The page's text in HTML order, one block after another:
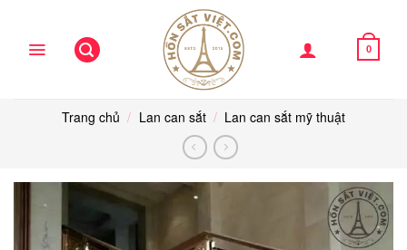
content
0
Trang chủ / Lan can sắt / Lan can sắt mỹ thuật